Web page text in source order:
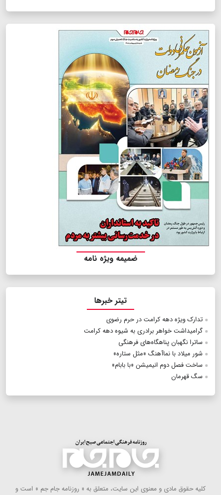
ضمیمه ویژه نامه
تیتر خبرها
تدارک ویژه دهه کرامت در حرم رضوی
گرامیداشت خواهر برادری به شیوه دهه کرامت
ساترا نگهبان پناهگاه‌های فرهنگی
شور میلاد با نماآهنگ «مثل ستاره‌»
ساخت فصل دوم انیمیشن «با بابام»
سگ قهرمان
كلیه حقوق مادی و معنوی این سایت، متعلق به « روزنامه جام جم » است و